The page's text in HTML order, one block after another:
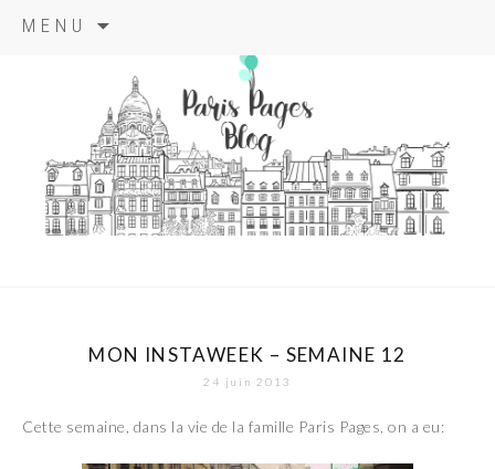
MENU
principal
paris pages
blog
MON INSTAWEEK – SEMAINE 12
24 juin 2013
Cette semaine, dans la vie de la famille Paris Pages, on a eu: